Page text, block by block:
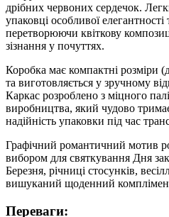
дрібних червоних сердечок.
упаковці особливої елегантності
перетворюючи квіткову
зізнання у почуттях.
Коробка має компактні розміри
та виготовляється у зручному
Каркас розроблено з міцного
виробництва, який чудово
надійність упаковки під час
Графічний романтичний мотив
вибором для святкування Дня
Березня, річниці стосунків,
вишуканий щоденний
Переваги: